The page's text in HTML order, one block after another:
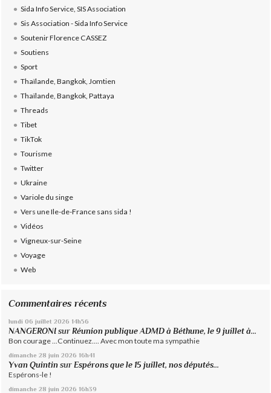
Sida Info Service, SIS Association
Sis Association - Sida Info Service
Soutenir Florence CASSEZ
Soutiens
Sport
Thaïlande, Bangkok, Jomtien
Thaïlande, Bangkok, Pattaya
Threads
Tibet
TikTok
Tourisme
Twitter
Ukraine
Variole du singe
Vers une Ile-de-France sans sida !
Vidéos
Vigneux-sur-Seine
Voyage
Web
Commentaires récents
lundi 06 juillet 2026 14h56
NANGERONI surRéunion publique ADMD à Béthune, le 9 juillet à...
Bon courage ...Continuez.... Avec mon toute ma sympathie
dimanche 28 juin 2026 16h41
Yvan Quintin surEspérons que le 15 juillet, nos députés...
Espérons-le !
dimanche 28 juin 2026 16h39